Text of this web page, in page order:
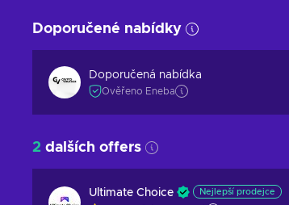
Doporučené nabídky
Doporučená nabídka
Ověřeno Eneba
2 dalších offers
Ultimate Choice Nejlepší prodejce